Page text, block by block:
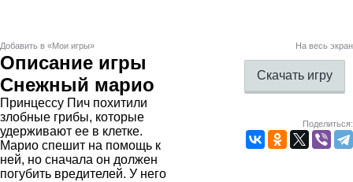
Добавить в «Мои игры» На весь экран
Описание игры
Снежный марио
Принцессу Пич похитили
злобные грибы, которые
удерживают ее в клетке.
Марио спешит на помощь к
ней, но сначала он должен
погубить вредителей. У него
Скачать игру
Поделиться: